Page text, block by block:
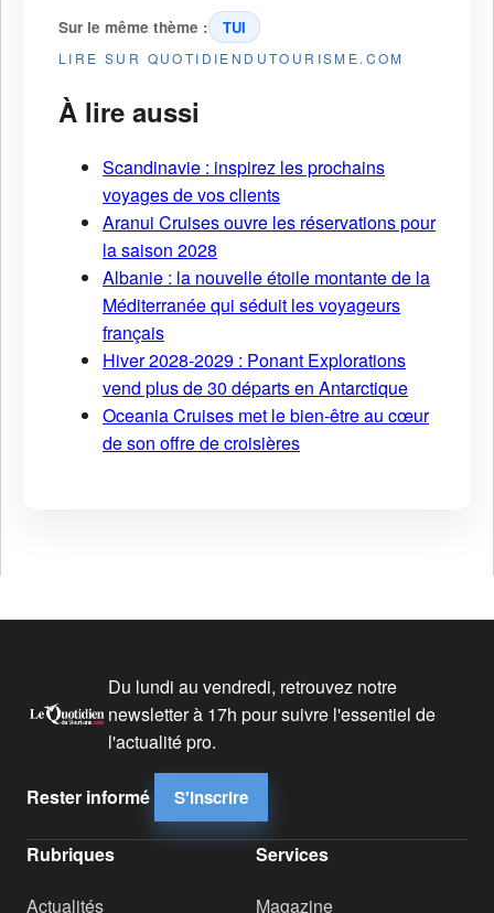
Sur le même thème : TUI
LIRE SUR QUOTIDIENDUTOURISME.COM
À lire aussi
Scandinavie : inspirez les prochains
voyages de vos clients
Aranui Cruises ouvre les réservations pour
la saison 2028
Albanie : la nouvelle étoile montante de la
Méditerranée qui séduit les voyageurs
français
Hiver 2028-2029 : Ponant Explorations
vend plus de 30 départs en Antarctique
Oceania Cruises met le bien-être au cœur
de son offre de croisières
Du lundi au vendredi, retrouvez notre
newsletter à 17h pour suivre l'essentiel de
l'actualité pro.
Rester informé S'inscrire
Rubriques
Actualités
Services
Magazine